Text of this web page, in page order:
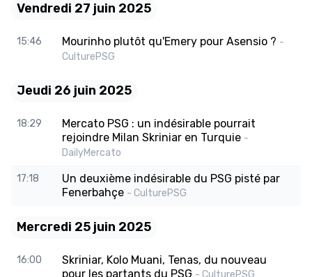
Vendredi 27 juin 2025
15:46 Mourinho plutôt qu'Emery pour Asensio ? -
CulturePSG
Jeudi 26 juin 2025
18:29
Mercato PSG : un indésirable pourrait
rejoindre Milan Skriniar en Turquie -
DailyMercato
17:18
Un deuxième indésirable du PSG pisté par
Fenerbahçe - CulturePSG
Mercredi 25 juin 2025
16:00
Skriniar, Kolo Muani, Tenas, du nouveau
pour les partants du PSG - CulturePSG